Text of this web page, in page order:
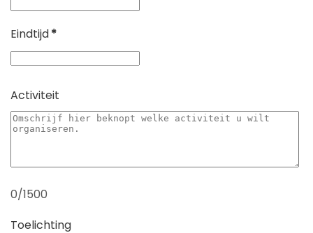
Eindtijd*
Activiteit
0/1500
Toelichting